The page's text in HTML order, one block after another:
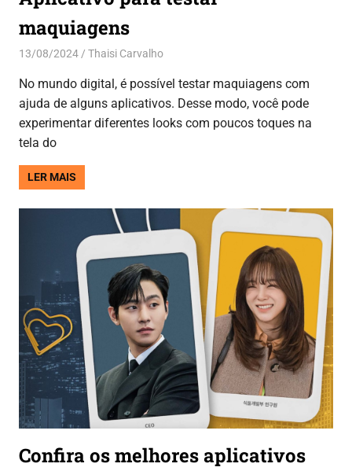
maquiagens
13/08/2024 Thaisi CarvalhoAplicativos
No mundo digital, é possível testar maquiagens com
ajuda de alguns aplicativos. Desse modo, você pode
experimentar diferentes looks com poucos toques na
tela do
LER MAIS
Confira os melhores aplicativos